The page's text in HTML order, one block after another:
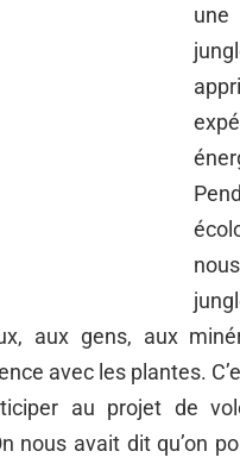
aux gens, aux
avec les plantes.
au projet de
nous avait dit qu’on